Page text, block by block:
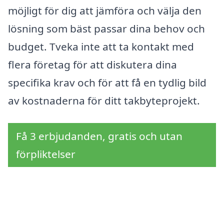
möjligt för dig att jämföra och välja den
lösning som bäst passar dina behov och
budget. Tveka inte att ta kontakt med
flera företag för att diskutera dina
specifika krav och för att få en tydlig bild
av kostnaderna för ditt takbyteprojekt.
Få 3 erbjudanden, gratis och utan
förpliktelser